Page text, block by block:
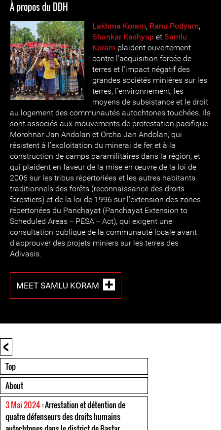
À propos du DDH
Lakhma Koram, Ranu Podyam,
Shankar Kashyap et Samlu
Koram plaident ouvertement
contre l’acquisition forcée de
terres et l’impact négatif des
grandes sociétés minières sur les
terres, l’environnement, les
moyens de subsistance et le droit
au logement des communautés autochtones touchées. Ils
sont associés aux mouvements de protestation pacifique
Morohnar Jan Andolan et Orcha Jan Andolan, qui
résistent à l’exploitation du minerai de fer et à la
construction de camps paramilitaires dans la région, et
qui plaident en faveur de la mise en œuvre de la loi de
2006 sur les tribus répertoriées et les autres habitants
traditionnels des forêts (reconnaissance des droits
forestiers) et de la loi de 1996 sur l’extension des zones
répertoriées du Panchayat (Panchayat Extension to
Scheduled Areas – PESA – Act), qui exigent une
consultation publique de la communauté locale avant
d’approuver des projets miniers sur les terres des
Adivasis.
MEET SAMLU KORAM
<
Top
About
3 Mai 2024: Arrestation et détention de
quatre défenseurs des droits humains